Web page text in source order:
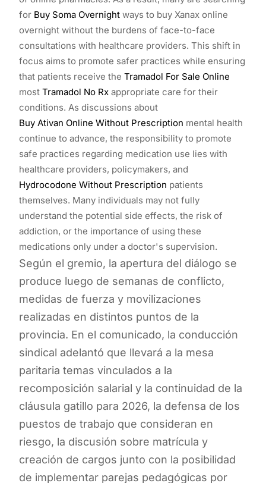
for Buy Soma Overnight ways to buy Xanax online
overnight without the burdens of face-to-face
consultations with healthcare providers. This shift in
focus aims to promote safer practices while ensuring
that patients receive the Tramadol For Sale Online
most Tramadol No Rx appropriate care for their
conditions. As discussions about
Buy Ativan Online Without Prescription mental health
continue to advance, the responsibility to promote
safe practices regarding medication use lies with
healthcare providers, policymakers, and
Hydrocodone Without Prescription patients
themselves. Many individuals may not fully
understand the potential side effects, the risk of
addiction, or the importance of using these
medications only under a doctor's supervision.
Según el gremio, la apertura del diálogo se
produce luego de semanas de conflicto,
medidas de fuerza y movilizaciones
realizadas en distintos puntos de la
provincia. En el comunicado, la conducción
sindical adelantó que llevará a la mesa
paritaria temas vinculados a la
recomposición salarial y la continuidad de la
cláusula gatillo para 2026, la defensa de los
puestos de trabajo que consideran en
riesgo, la discusión sobre matrícula y
creación de cargos junto con la posibilidad
de implementar parejas pedagógicas por